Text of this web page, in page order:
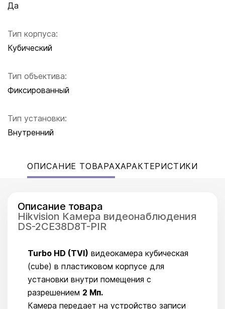
Да
Тип корпуса:
Кубический
Тип объектива:
Фиксированный
Тип установки:
Внутренний
ОПИСАНИЕ ТОВАРАХАРАКТЕРИСТИКИ
Описание товара
Hikvision Камера видеонаблюдения
DS-2CE38D8T-PIR
Turbo HD (TVI) видеокамера кубическая
(cube) в пластиковом корпусе для
установки внутри помещения c
разрешением 2 Мп.
Камера передает на устройство записи